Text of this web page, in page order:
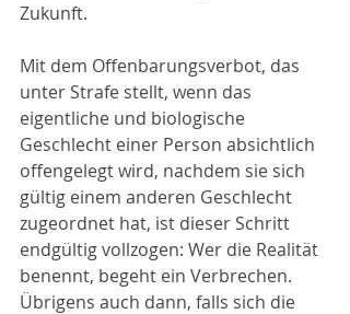
Zukunft.
Mit dem Offenbarungsverbot, das
unter Strafe stellt, wenn das
eigentliche und biologische
Geschlecht einer Person absichtlich
offengelegt wird, nachdem sie sich
gültig einem anderen Geschlecht
zugeordnet hat, ist dieser Schritt
endgültig vollzogen: Wer die Realität
benennt, begeht ein Verbrechen.
Übrigens auch dann, falls sich die